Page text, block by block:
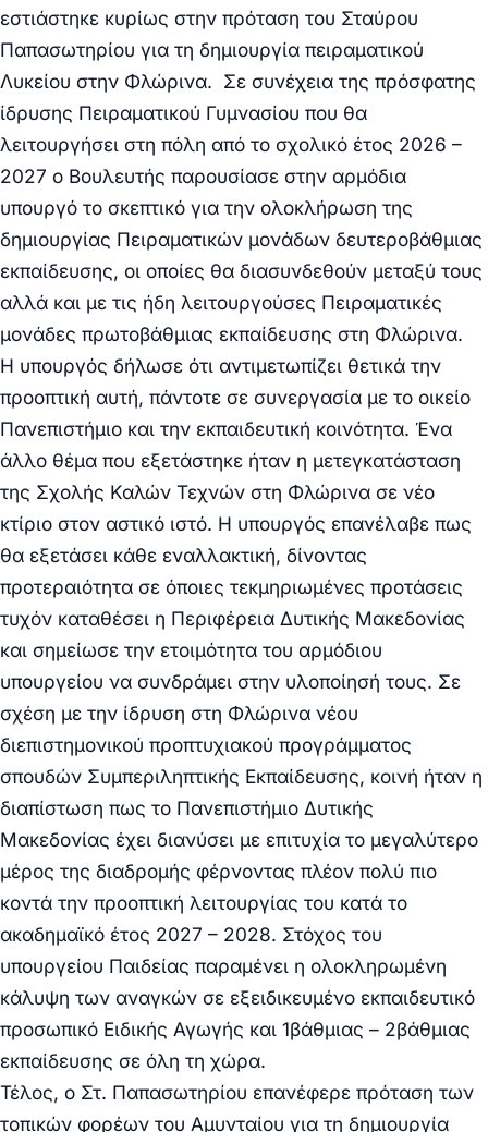
εστιάστηκε κυρίως στην πρόταση του Σταύρου
Παπασωτηρίου για τη δημιουργία πειραματικού
Λυκείου στην Φλώρινα. Σε συνέχεια της πρόσφατης
ίδρυσης Πειραματικού Γυμνασίου που θα
λειτουργήσει στη πόλη από το σχολικό έτος 2026 –
2027 ο Βουλευτής παρουσίασε στην αρμόδια
υπουργό το σκεπτικό για την ολοκλήρωση της
δημιουργίας Πειραματικών μονάδων δευτεροβάθμιας
εκπαίδευσης, οι οποίες θα διασυνδεθούν μεταξύ τους
αλλά και με τις ήδη λειτουργούσες Πειραματικές
μονάδες πρωτοβάθμιας εκπαίδευσης στη Φλώρινα.
Η υπουργός δήλωσε ότι αντιμετωπίζει θετικά την
προοπτική αυτή, πάντοτε σε συνεργασία με το οικείο
Πανεπιστήμιο και την εκπαιδευτική κοινότητα. Ένα
άλλο θέμα που εξετάστηκε ήταν η μετεγκατάσταση
της Σχολής Καλών Τεχνών στη Φλώρινα σε νέο
κτίριο στον αστικό ιστό. Η υπουργός επανέλαβε πως
θα εξετάσει κάθε εναλλακτική, δίνοντας
προτεραιότητα σε όποιες τεκμηριωμένες προτάσεις
τυχόν καταθέσει η Περιφέρεια Δυτικής Μακεδονίας
και σημείωσε την ετοιμότητα του αρμόδιου
υπουργείου να συνδράμει στην υλοποίησή τους. Σε
σχέση με την ίδρυση στη Φλώρινα νέου
διεπιστημονικού προπτυχιακού προγράμματος
σπουδών Συμπεριληπτικής Εκπαίδευσης, κοινή ήταν η
διαπίστωση πως το Πανεπιστήμιο Δυτικής
Μακεδονίας έχει διανύσει με επιτυχία το μεγαλύτερο
μέρος της διαδρομής φέρνοντας πλέον πολύ πιο
κοντά την προοπτική λειτουργίας του κατά το
ακαδημαϊκό έτος 2027 – 2028. Στόχος του
υπουργείου Παιδείας παραμένει η ολοκληρωμένη
κάλυψη των αναγκών σε εξειδικευμένο εκπαιδευτικό
προσωπικό Ειδικής Αγωγής και 1βάθμιας – 2βάθμιας
εκπαίδευσης σε όλη τη χώρα.
Τέλος, ο Στ. Παπασωτηρίου επανέφερε πρόταση των
τοπικών φορέων του Αμυνταίου για τη δημιουργία